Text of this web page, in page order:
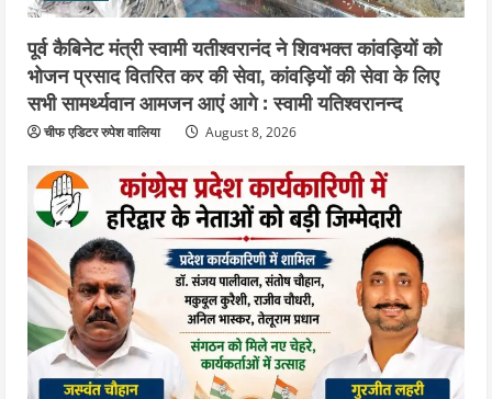
पूर्व कैबिनेट मंत्री स्वामी यतीश्वरानंद ने शिवभक्त कांवड़ियों को
भोजन प्रसाद वितरित कर की सेवा, कांवड़ियों की सेवा के लिए
सभी सामर्थ्यवान आमजन आएं आगे : स्वामी यतिश्वरानन्द
चीफ एडिटर रुपेश वालिया August 8, 2026